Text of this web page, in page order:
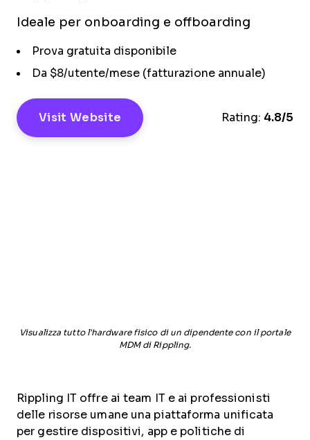
Ideale per onboarding e offboarding
Prova gratuita disponibile
Da $8/utente/mese (fatturazione annuale)
Visit Website Rating: 4.8/5
Visualizza tutto l'hardware fisico di un dipendente con il portale
MDM di Rippling.
Rippling IT offre ai team IT e ai professionisti
delle risorse umane una piattaforma unificata
per gestire dispositivi, app e politiche di